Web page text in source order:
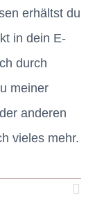
erhältst du
in dein E-
durch
meiner
anderen
vieles mehr.